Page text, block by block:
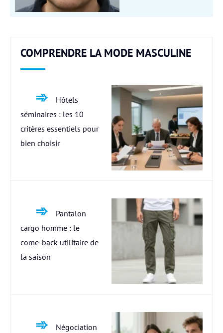
COMPRENDRE LA MODE MASCULINE
Hôtels
séminaires : les 10
critères essentiels pour
bien choisir
Pantalon
cargo homme : le
come-back utilitaire de
la saison
Négociation